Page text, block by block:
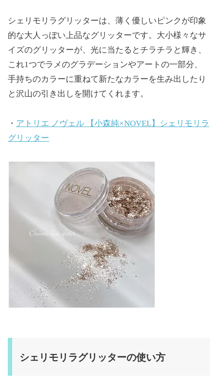
シェリモリラグリッターは、薄く優しいピンクが印象
的な大人っぽい上品なグリッターです。大小様々なサ
イズのグリッターが、光に当たるとチラチラと輝き、
これ1つでラメのグラデーションやアートの一部分、
手持ちのカラーに重ねて新たなカラーを生み出したり
と沢山の引き出しを開けてくれます。
・ アトリエ ノヴェル 【小森純×NOVEL】シェリモリラ
グリッター
シェリモリラグリッターの使い方